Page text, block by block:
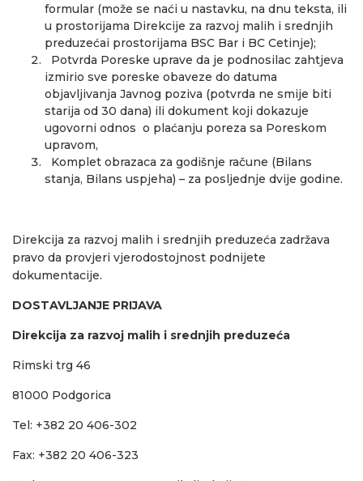
formular (može se naći u nastavku, na dnu teksta, ili
u prostorijama Direkcije za razvoj malih i srednjih
preduzećai prostorijama BSC Bar i BC Cetinje);
Potvrda Poreske uprave da je podnosilac zahtjeva
izmirio sve poreske obaveze do datuma
objavljivanja Javnog poziva (potvrda ne smije biti
starija od 30 dana) ili dokument koji dokazuje
ugovorni odnos o plaćanju poreza sa Poreskom
upravom,
Komplet obrazaca za godišnje račune (Bilans
stanja, Bilans uspjeha) – za posljednje dvije godine.
Direkcija za razvoj malih i srednjih preduzeća zadržava
pravo da provjeri vjerodostojnost podnijete
dokumentacije.
DOSTAVLJANJE PRIJAVA
Direkcija za razvoj malih i srednjih preduzeća
Rimski trg 46
81000 Podgorica
Tel: +382 20 406-302
Fax: +382 20 406-323